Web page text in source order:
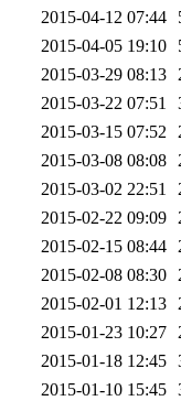
2015-04-12 07:44
2015-04-05 19:10
2015-03-29 08:13
2015-03-22 07:51
2015-03-15 07:52
2015-03-08 08:08
2015-03-02 22:51
2015-02-22 09:09
2015-02-15 08:44
2015-02-08 08:30
2015-02-01 12:13
2015-01-23 10:27
2015-01-18 12:45
2015-01-10 15:45